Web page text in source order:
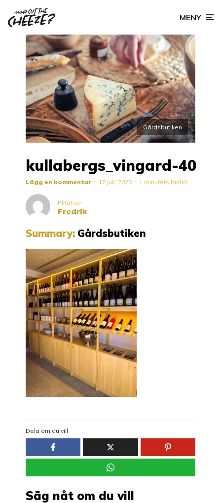
MENY
Gårdsbutiken
kullabergs_vingard-40
Lägg en kommentar 17 juli, 2025 1 minuters lästid
Plitat av
Fredrik
Summary: Gårdsbutiken
Dela om du vill
Säg nåt om du vill